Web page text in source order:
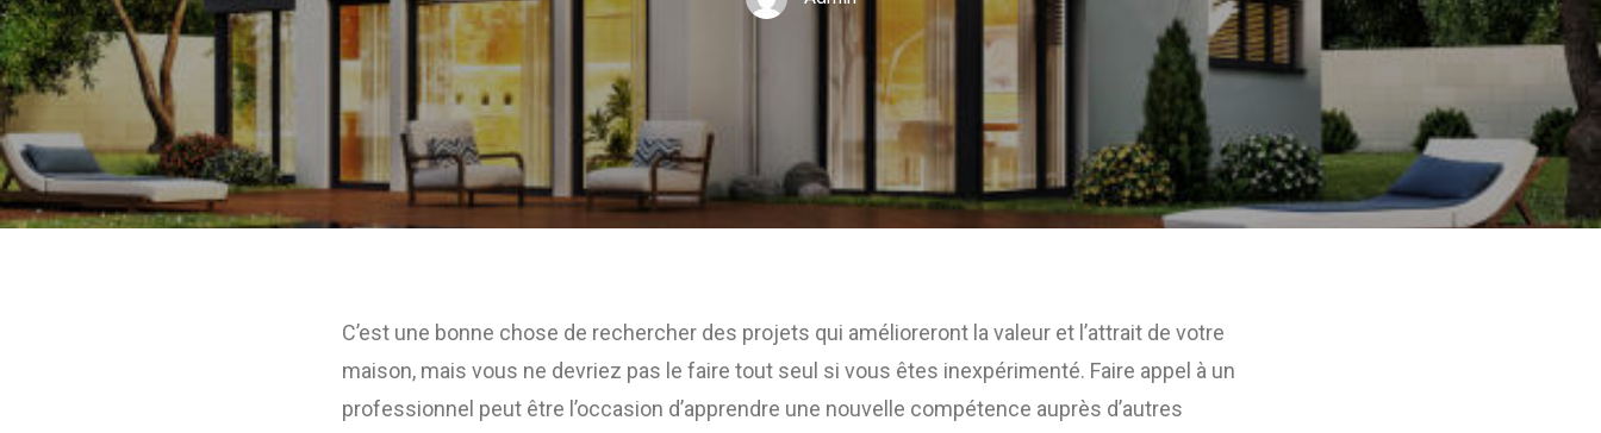
C’est une bonne chose de rechercher des projets qui amélioreront la valeur et l’attrait de votre
maison, mais vous ne devriez pas le faire tout seul si vous êtes inexpérimenté. Faire appel à un
professionnel peut être l’occasion d’apprendre une nouvelle compétence auprès d’autres